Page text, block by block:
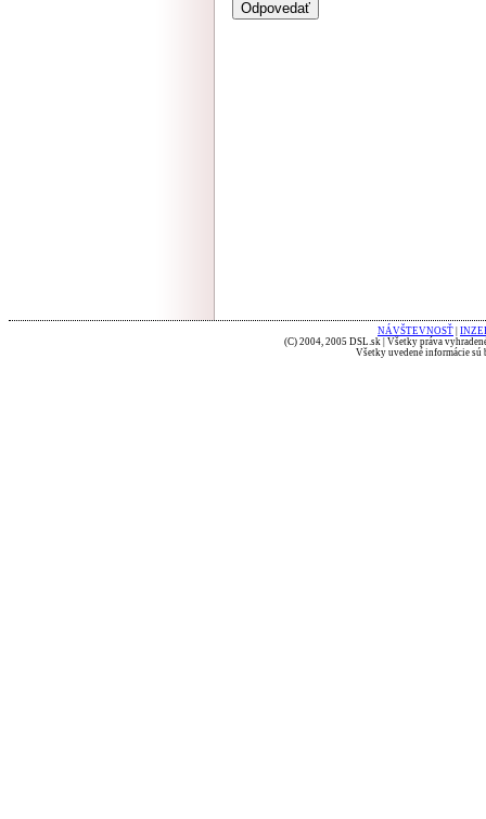
NÁVŠTEVNOSŤ
(C) 2004, 2005 DSL.sk | Všetky práva
Všetky uvedené informácie sú